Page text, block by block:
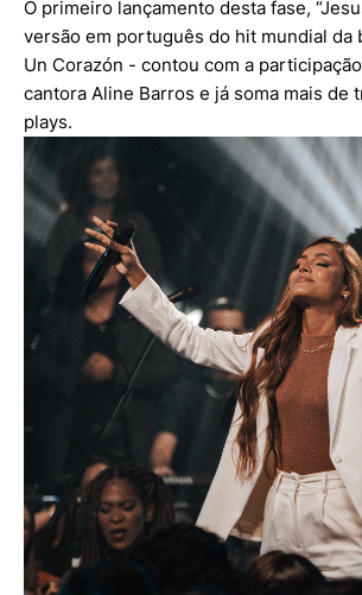
O primeiro lançamento desta fase,
versão em português do hit mundial da
Un Corazón - contou com a
cantora Aline Barros e já soma mais de
plays.